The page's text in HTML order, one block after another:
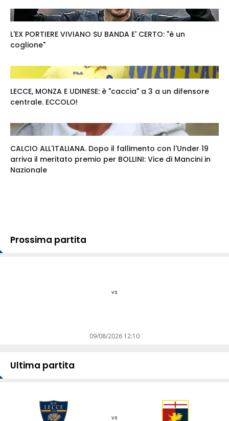
L'EX PORTIERE VIVIANO SU BANDA E' CERTO: "è un
coglione"
LECCE, MONZA E UDINESE: è "caccia" a 3 a un difensore
centrale. ECCOLO!
CALCIO ALL'ITALIANA. Dopo il fallimento con l'Under 19
arriva il meritato premio per BOLLINI: Vice di Mancini in
Nazionale
Prossima partita
vs
09/08/2026 12:10
Ultima partita
vs